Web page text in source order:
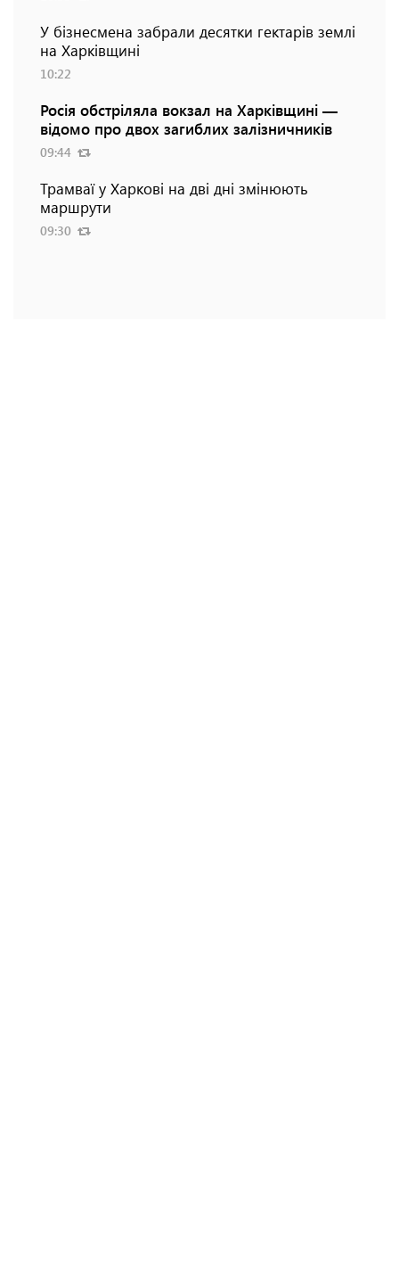
У бізнесмена забрали десятки гектарів землі
на Харківщині
10:22
Росія обстріляла вокзал на Харківщині —
відомо про двох загиблих залізничників
09:44
Трамваї у Харкові на дві дні змінюють
маршрути
09:30